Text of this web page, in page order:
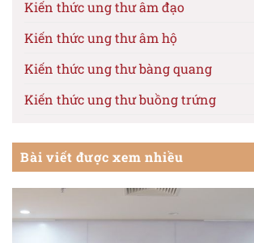
Kiến thức ung thư âm đạo
Kiến thức ung thư âm hộ
Kiến thức ung thư bàng quang
Kiến thức ung thư buồng trứng
Kiến thức ung thư da
Kiến thức ung thư dạ dày
Kiến thức ung thư dương vật
Bài viết được xem nhiều